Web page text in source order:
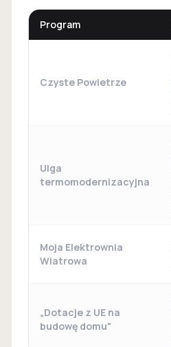
Program
Czyste Powietrze
Ulga
termomodernizacyjna
Moja Elektrownia
Wiatrowa
„Dotacje z UE na
budowę domu"